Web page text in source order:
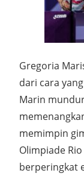
Gregoria
dari cara
Marin
memimpin
Olimpiade
berperingkat